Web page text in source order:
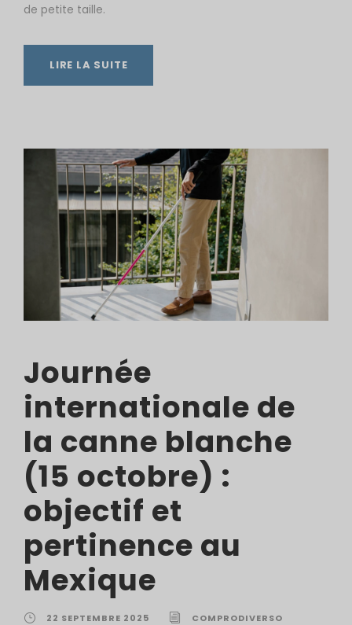
de petite taille.
LIRE LA SUITE
Journée
internationale de
la canne blanche
(15 octobre) :
objectif et
pertinence au
Mexique
22 SEPTEMBRE 2025
COMPRODIVERSO